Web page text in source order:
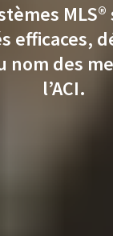
efficaces,
nom des
l’ACI.